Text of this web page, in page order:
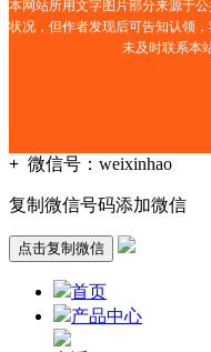
本网站所用文字图片部分来源于
状况，但作者发现后可告知认领
未及时联系本
+ 微信号： weixinhao
复制微信号码添加微信
点击复制微信
首页
产品中心